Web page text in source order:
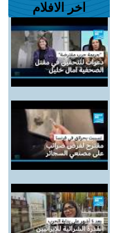
اخر الافلام